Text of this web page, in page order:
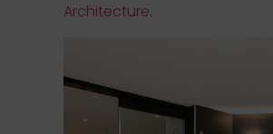
Architecture.